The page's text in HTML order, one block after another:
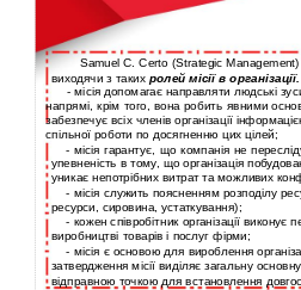
Samuel C. Certo (Strategic Management)
виходячи з таких ролей місії в організації.
- місія допомагає направляти людські
напрямі, крім того, вона робить явними
забезпечує всіх членів організації
спільної роботи по досягненню цих цілей;
- місія гарантує, що компанія не
упевненість в тому, що організація
уникає непотрібних витрат та можливих
- місія служить поясненням розподілу
ресурси, сировина, устаткування);
- кожен співробітник організації
виробництві товарів і послуг фірми;
- місія є основою для вироблення
затвердження місії виділяє загальну
відправною точкою для встановлення